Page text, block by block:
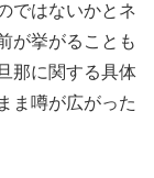
ではないかとネ
が挙がることも
那に関する具体
ま噂が広がった